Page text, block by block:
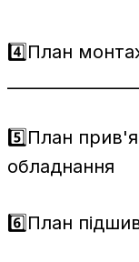
4️⃣План
5️⃣План
обладнання
6️⃣План